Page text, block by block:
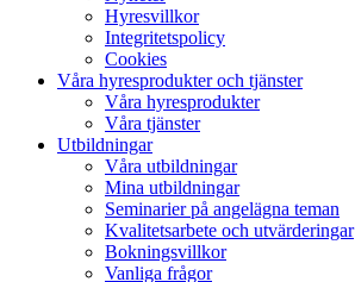
Hyresvillkor
Integritetspolicy
Cookies
Våra hyresprodukter och tjänster
Våra hyresprodukter
Våra tjänster
Utbildningar
Våra utbildningar
Mina utbildningar
Seminarier på angelägna teman
Kvalitetsarbete och utvärderingar
Bokningsvillkor
Vanliga frågor